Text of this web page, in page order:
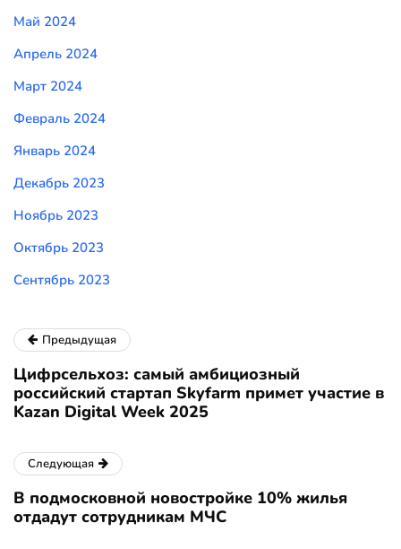
Май 2024
Апрель 2024
Март 2024
Февраль 2024
Январь 2024
Декабрь 2023
Ноябрь 2023
Октябрь 2023
Сентябрь 2023
Предыдущая
Цифрсельхоз: самый амбициозный
российский стартап Skyfarm примет участие в
Kazan Digital Week 2025
Следующая
В подмосковной новостройке 10% жилья
отдадут сотрудникам МЧС